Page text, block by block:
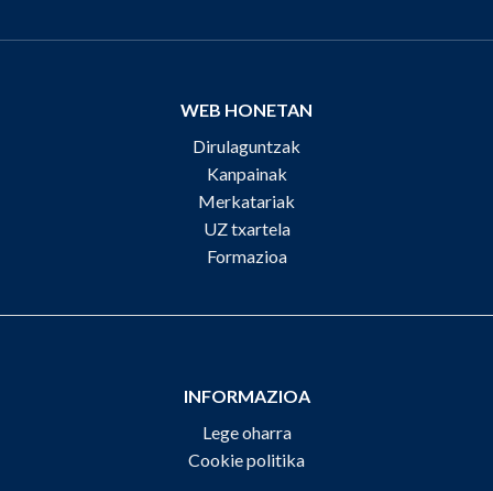
WEB HONETAN
Dirulaguntzak
Kanpainak
Merkatariak
UZ txartela
Formazioa
INFORMAZIOA
Lege oharra
Cookie politika